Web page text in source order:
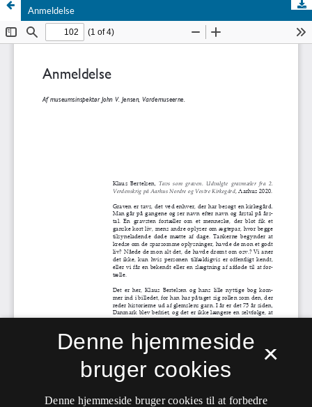
Anmeldelse
×
Denne hjemmeside
bruger cookies
Denne hjemmeside bruger cookies til at forbedre